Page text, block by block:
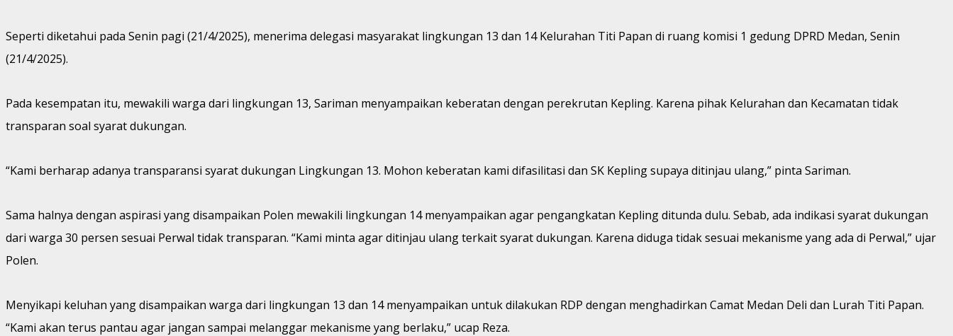
Seperti diketahui pada Senin pagi (21/4/2025), menerima delegasi masyarakat lingkungan 13 dan 14 Kelurahan Titi Papan di ruang komisi 1 gedung DPRD Medan, Senin
(21/4/2025).
Pada kesempatan itu, mewakili warga dari lingkungan 13, Sariman menyampaikan keberatan dengan perekrutan Kepling. Karena pihak Kelurahan dan Kecamatan tidak
transparan soal syarat dukungan.
“Kami berharap adanya transparansi syarat dukungan Lingkungan 13. Mohon keberatan kami difasilitasi dan SK Kepling supaya ditinjau ulang,” pinta Sariman.
Sama halnya dengan aspirasi yang disampaikan Polen mewakili lingkungan 14 menyampaikan agar pengangkatan Kepling ditunda dulu. Sebab, ada indikasi syarat dukungan
dari warga 30 persen sesuai Perwal tidak transparan. “Kami minta agar ditinjau ulang terkait syarat dukungan. Karena diduga tidak sesuai mekanisme yang ada di Perwal,” ujar
Polen.
Menyikapi keluhan yang disampaikan warga dari lingkungan 13 dan 14 menyampaikan untuk dilakukan RDP dengan menghadirkan Camat Medan Deli dan Lurah Titi Papan.
“Kami akan terus pantau agar jangan sampai melanggar mekanisme yang berlaku,” ucap Reza.